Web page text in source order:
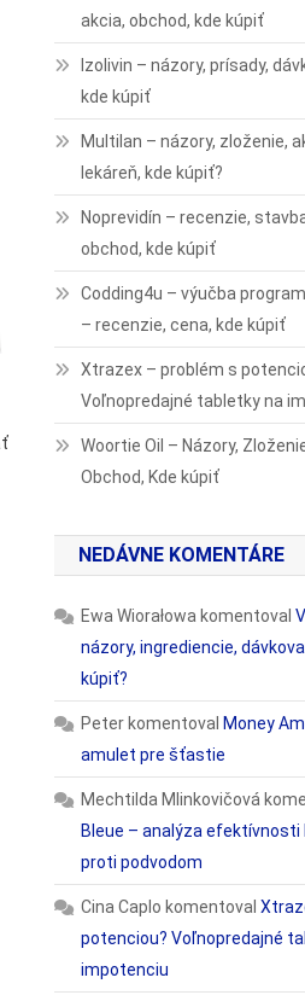
akcia, obchod, kde kúpiť
Izolivin – názory, prísady,
kde kúpiť
Multilan – názory, zloženie,
lekáreň, kde kúpiť?
Noprevidín – recenzie,
obchod, kde kúpiť
Codding4u – výučba
– recenzie, cena, kde kúpiť
Xtrazex – problém s
Voľnopredajné tabletky na
Woortie Oil – Názory,
Obchod, Kde kúpiť
NEDÁVNE KOMENTÁRE
Ewa Wiorałowa komentoval
názory, ingrediencie,
kúpiť?
Peter komentoval Money
amulet pre šťastie
Mechtilda Mlinkovičová
Bleue – analýza efektívnosti
proti podvodom
Cina Caplo komentoval
potenciou? Voľnopredajné
impotenciu